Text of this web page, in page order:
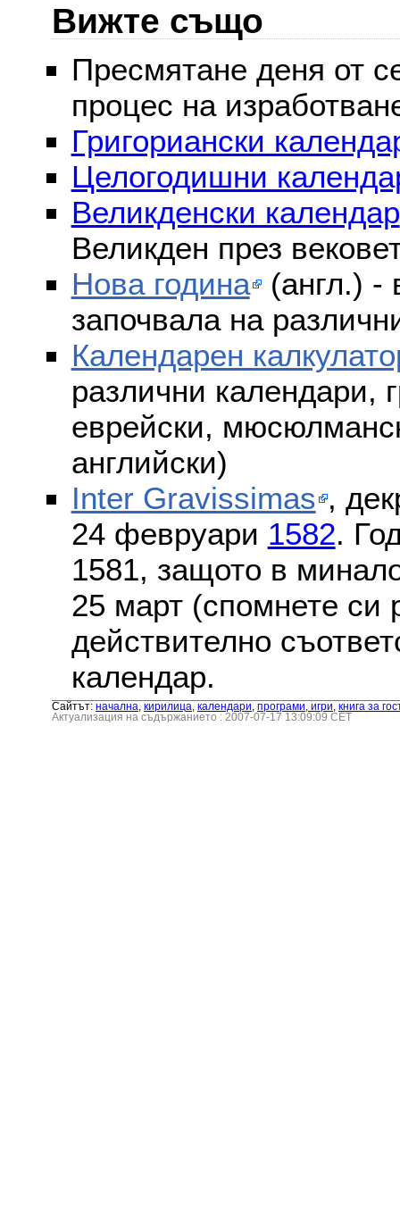
Вижте също
Пресмятане деня от
процес на
Григориански
Целогодишни
Великденски календар
Великден през
Нова година (англ.) -
започвала на
Календарен
различни календари,
еврейски,
английски)
Inter Gravissimas ,
24 февруари 1582.
1581, защото в
25 март (спомнете си
действително
календар.
Сайтът: началнa, кирилица, календари, програми, игри, книга за
Актуализация на съдържанието : 2007-07-17 13:09:09 CET